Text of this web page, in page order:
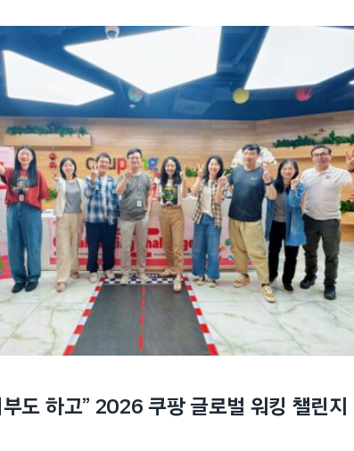
도 하고” 2026 쿠팡 글로벌 워킹 챌린지